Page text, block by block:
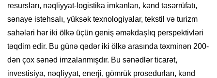
resursları, nəqliyyat-logistika imkanları, kənd təsərrüfatı,
sənaye istehsalı, yüksək texnologiyalar, tekstil və turizm
sahələri hər iki ölkə üçün geniş əməkdaşlıq perspektivləri
təqdim edir. Bu günə qədər iki ölkə arasında təxminən 200-
dən çox sənəd imzalanmışdır. Bu sənədlər ticarət,
investisiya, nəqliyyat, enerji, gömrük prosedurları, kənd